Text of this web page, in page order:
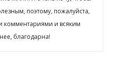
поэтому, пожалуйста,
комментариями и всяким
благодарна!